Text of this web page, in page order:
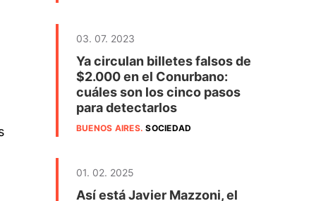
03. 07. 2023
Ya circulan billetes falsos de
$2.000 en el Conurbano:
cuáles son los cinco pasos
para detectarlos
BUENOS AIRES.SOCIEDAD
01. 02. 2025
Así está Javier Mazzoni, el